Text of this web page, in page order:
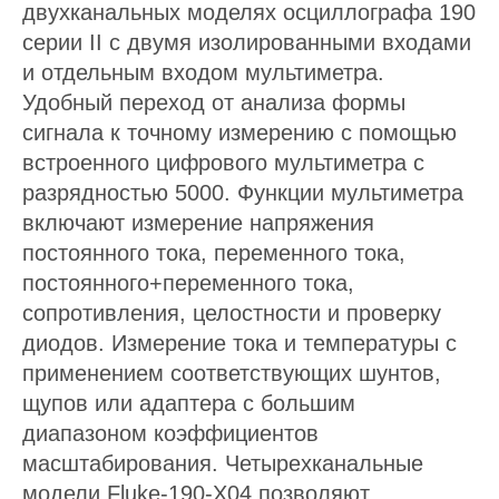
двухканальных моделях осциллографа 190
серии II с двумя изолированными входами
и отдельным входом мультиметра.
Удобный переход от анализа формы
сигнала к точному измерению с помощью
встроенного цифрового мультиметра с
разрядностью 5000. Функции мультиметра
включают измерение напряжения
постоянного тока, переменного тока,
постоянного+переменного тока,
сопротивления, целостности и проверку
диодов. Измерение тока и температуры с
применением соответствующих шунтов,
щупов или адаптера с большим
диапазоном коэффициентов
масштабирования. Четырехканальные
модели Fluke-190-X04 позволяют